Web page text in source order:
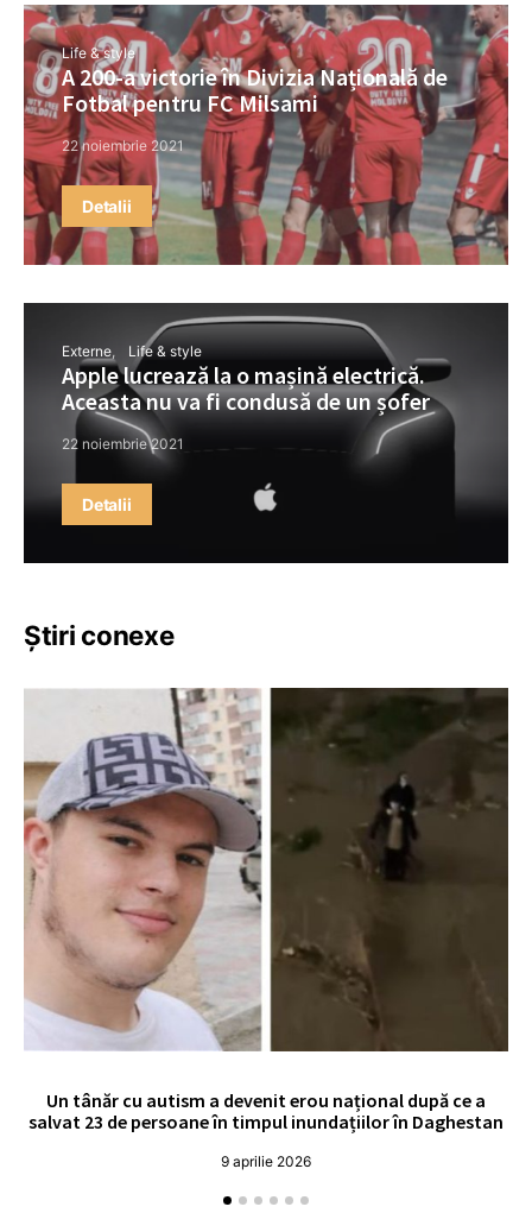
Life & style
A 200-a victorie în Divizia Națională de
Fotbal pentru FC Milsami
22 noiembrie 2021
Detalii
Externe Life & style
Apple lucrează la o mașină electrică.
Aceasta nu va fi condusă de un șofer
22 noiembrie 2021
Detalii
Știri conexe
Un tânăr cu autism a devenit erou național după ce a
salvat 23 de persoane în timpul inundațiilor în Daghestan
9 aprilie 2026